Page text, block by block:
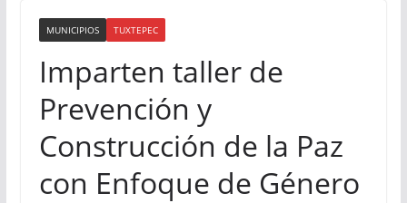
MUNICIPIOS TUXTEPEC
Imparten taller de
Prevención y
Construcción de la Paz
con Enfoque de Género